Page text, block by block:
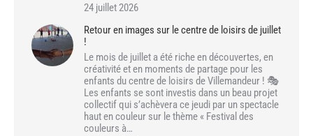
24 juillet 2026
Retour en images sur le centre de loisirs de juillet
!
Le mois de juillet a été riche en découvertes, en
créativité et en moments de partage pour les
enfants du centre de loisirs de Villemandeur ! 🎭
Les enfants se sont investis dans un beau projet
collectif qui s’achèvera ce jeudi par un spectacle
haut en couleur sur le thème « Festival des
couleurs à…